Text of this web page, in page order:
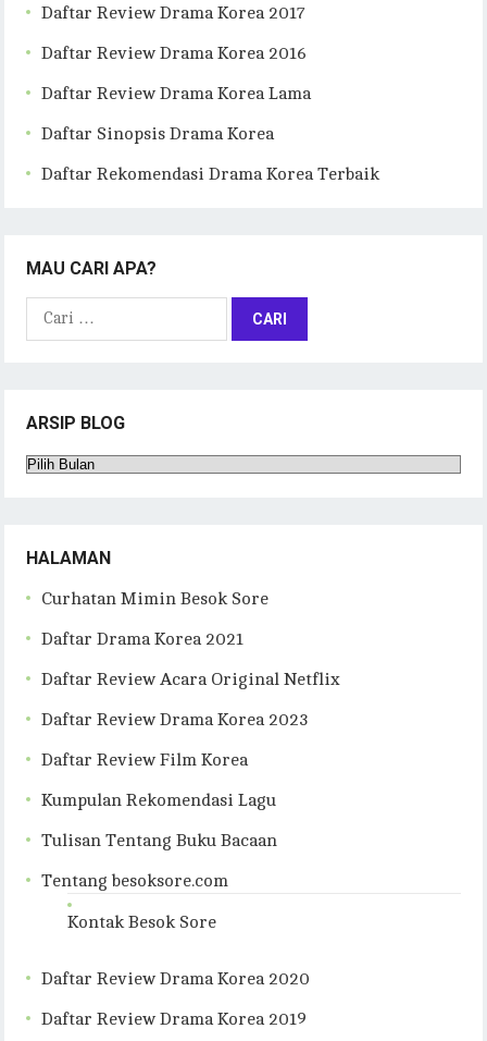
Daftar Review Drama Korea 2017
Daftar Review Drama Korea 2016
Daftar Review Drama Korea Lama
Daftar Sinopsis Drama Korea
Daftar Rekomendasi Drama Korea Terbaik
MAU CARI APA?
Cari
ARSIP BLOG
Arsip
HALAMAN
Curhatan Mimin Besok Sore
Daftar Drama Korea 2021
Daftar Review Acara Original Netflix
Daftar Review Drama Korea 2023
Daftar Review Film Korea
Kumpulan Rekomendasi Lagu
Tulisan Tentang Buku Bacaan
Tentang besoksore.com
Kontak Besok Sore
Daftar Review Drama Korea 2020
Daftar Review Drama Korea 2019